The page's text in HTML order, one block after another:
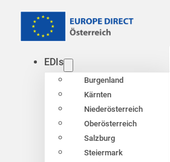
EDIs
Burgenland
Kärnten
Niederösterreich
Oberösterreich
Salzburg
Steiermark